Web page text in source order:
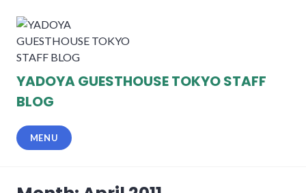
content
YADOYA GUESTHOUSE TOKYO STAFF
BLOG
MENU